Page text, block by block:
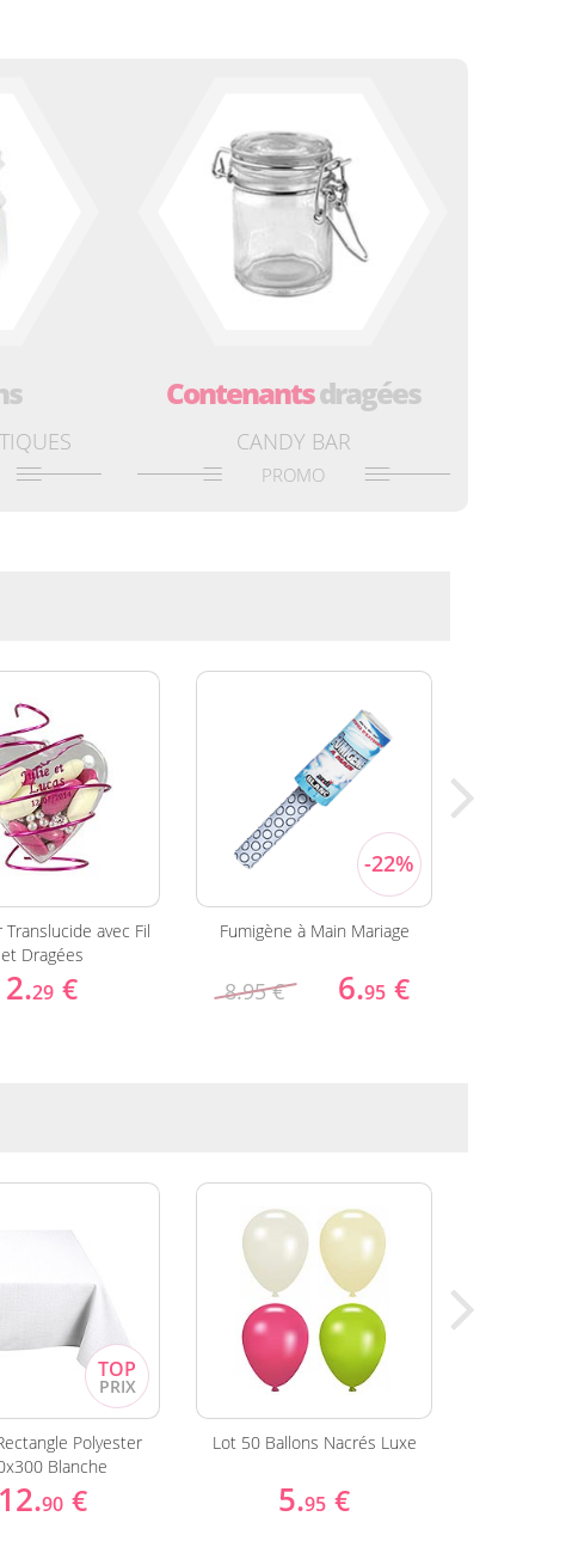
Contenantsdragées
CANDY BAR
PROMO
Translucide avec Fil
et Dragées
2.29 €
Fumigène à Main Mariage
8.95 € 6.95 €
Polyester
Blanche
12.90 €
Lot 50 Ballons Nacrés Luxe
5.95 €